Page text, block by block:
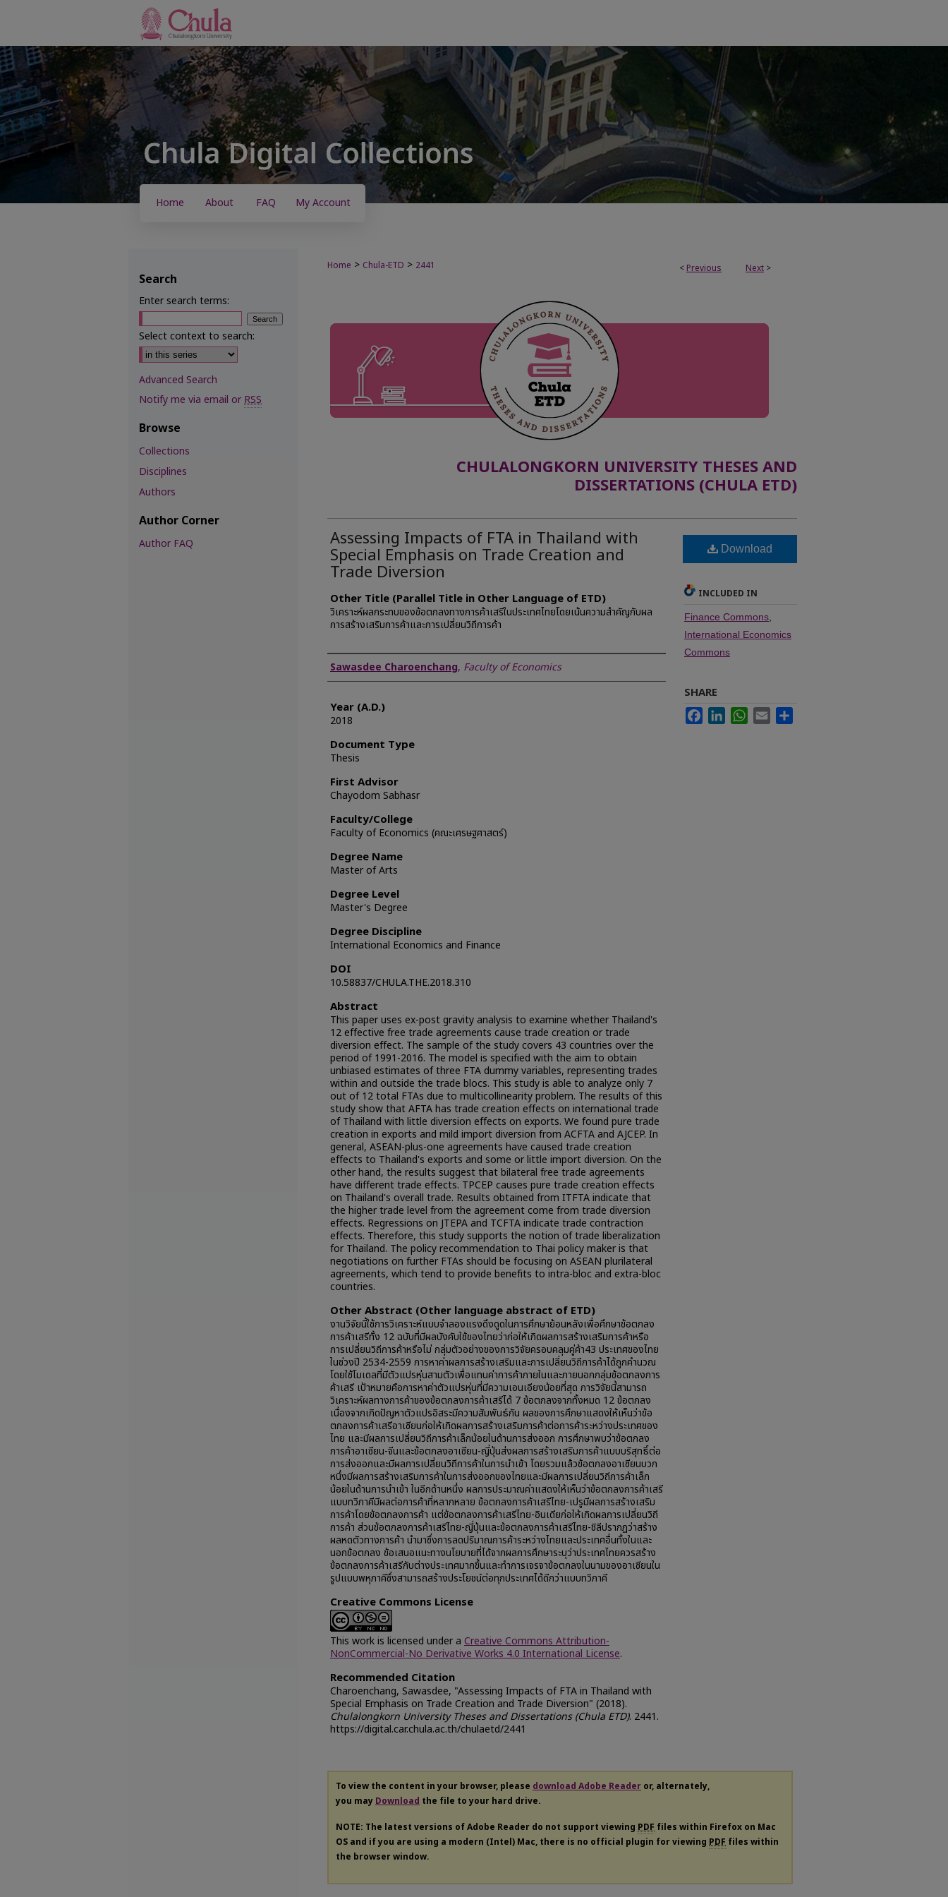
Home About FAQ My Account
< Previous Next >
Home > Chula-ETD > 2441
CHULALONGKORN UNIVERSITY THESES AND
DISSERTATIONS (CHULA ETD)
Assessing Impacts of FTA in Thailand with
Special Emphasis on Trade Creation and
Trade Diversion
Other Title (Parallel Title in Other Language of ETD)
วิเคราะห์ผลกระทบของข้อตกลงทางการค้าเสรีในประเทศไทยโดยเน้นความสำคัญกับผล
การสร้างเสริมการค้าและการเปลี่ยนวิถีการค้า
Author
Sawasdee Charoenchang, Faculty of Economics
Year (A.D.)
2018
Document Type
Thesis
First Advisor
Chayodom Sabhasr
Faculty/College
Faculty of Economics (คณะเศรษฐศาสตร์)
Degree Name
Master of Arts
Degree Level
Master's Degree
Degree Discipline
International Economics and Finance
DOI
10.58837/CHULA.THE.2018.310
Abstract
This paper uses ex-post gravity analysis to examine whether Thailand's
12 effective free trade agreements cause trade creation or trade
diversion effect. The sample of the study covers 43 countries over the
period of 1991-2016. The model is specified with the aim to obtain
unbiased estimates of three FTA dummy variables, representing trades
within and outside the trade blocs. This study is able to analyze only 7
out of 12 total FTAs due to multicollinearity problem. The results of this
study show that AFTA has trade creation effects on international trade
of Thailand with little diversion effects on exports. We found pure trade
creation in exports and mild import diversion from ACFTA and AJCEP. In
general, ASEAN-plus-one agreements have caused trade creation
effects to Thailand's exports and some or little import diversion. On the
other hand, the results suggest that bilateral free trade agreements
have different trade effects. TPCEP causes pure trade creation effects
on Thailand's overall trade. Results obtained from ITFTA indicate that
the higher trade level from the agreement come from trade diversion
effects. Regressions on JTEPA and TCFTA indicate trade contraction
effects. Therefore, this study supports the notion of trade liberalization
for Thailand. The policy recommendation to Thai policy maker is that
negotiations on further FTAs should be focusing on ASEAN plurilateral
agreements, which tend to provide benefits to intra-bloc and extra-bloc
countries.
Other Abstract (Other language abstract of ETD)
งานวิจัยนี้ใช้การวิเคราะห์แบบจําลองแรงดึงดูดในการศึกษาย้อนหลังเพื่อศึกษาข้อตกลง
การค้าเสรีทั้ง 12 ฉบับที่มีผลบังคับใช้ของไทยว่าก่อให้เกิดผลการสร้างเสริมการค้าหรือ
การเปลี่ยนวิถีการค้าหรือไม่ กลุ่มตัวอย่างของการวิจัยครอบคลุมคู่ค้า43 ประเทศของไทย
ในช่วงปี 2534-2559 การหาค่าผลการสร้างเสริมและการเปลี่ยนวิถีการค้าได้ถูกคำนวณ
โดยใช้โมเดลที่มีตัวแปรหุ่นสามตัวเพื่อแทนค่าการค้าภายในและภายนอกกลุ่มข้อตกลงการ
ค้าเสรี เป้าหมายคือการหาค่าตัวแปรหุ่นที่มีความเอนเอียงน้อยที่สุด การวิจัยนี้สามารถ
วิเคราะห์ผลทางการค้าของข้อตกลงการค้าเสรีได้ 7 ข้อตกลงจากทั้งหมด 12 ข้อตกลง
เนื่องจากเกิดปัญหาตัวแปรอิสระมีความสัมพันธ์กัน ผลของการศึกษาแสดงให้เห็นว่าข้อ
ตกลงการค้าเสรีอาเซียนก่อให้เกิดผลการสร้างเสริมการค้าต่อการค้าระหว่างประเทศของ
ไทย และมีผลการเปลี่ยนวิถีการค้าเล็กน้อยในด้านการส่งออก การศึกษาพบว่าข้อตกลง
การค้าอาเซียน-จีนและข้อตกลงอาเซียน-ญี่ปุ่นส่งผลการสร้างเสริมการค้าแบบบริสุทธิ์ต่อ
การส่งออกและมีผลการเปลี่ยนวิถีการค้าในการนำเข้า โดยรวมแล้วข้อตกลงอาเซียนบวก
หนึ่งมีผลการสร้างเสริมการค้าในการส่งออกของไทยและมีผลการเปลี่ยนวิถีการค้าเล็ก
น้อยในด้านการนำเข้า ในอีกด้านหนึ่ง ผลการประมาณค่าแสดงให้เห็นว่าข้อตกลงการค้าเสรี
แบบทวิภาคีมีผลต่อการค้าที่หลากหลาย ข้อตกลงการค้าเสรีไทย-เปรูมีผลการสร้างเสริม
การค้าโดยข้อตกลงการค้า แต่ข้อตกลงการค้าเสรีไทย-อินเดียก่อให้เกิดผลการเปลี่ยนวิถี
การค้า ส่วนข้อตกลงการค้าเสรีไทย-ญี่ปุ่นและข้อตกลงการค้าเสรีไทย-ชิลีปรากฏว่าสร้าง
ผลหดตัวทางการค้า นำมาซึ่งการลดปริมาณการค้าระหว่างไทยและประเทศอื่นทั้งในและ
นอกข้อตกลง ข้อเสนอแนะทางนโยบายที่ได้จากผลการศึกษาระบุว่าประเทศไทยควรสร้าง
ข้อตกลงการค้าเสรีกับต่างประเทศมากขึ้นและทำการเจรจาข้อตกลงในนามของอาเซียนใน
รูปแบบพหุภาคีซึ่งสามารถสร้างประโยชน์ต่อทุกประเทศได้ดีกว่าแบบทวิภาคี
Creative Commons License
This work is licensed under a Creative Commons Attribution-
NonCommercial-No Derivative Works 4.0 International License.
Recommended Citation
Charoenchang, Sawasdee, "Assessing Impacts of FTA in Thailand with
Special Emphasis on Trade Creation and Trade Diversion" (2018).
Chulalongkorn University Theses and Dissertations (Chula ETD). 2441.
https://digital.car.chula.ac.th/chulaetd/2441
Download
INCLUDED IN
Finance Commons
International Economics
Commons
SHARE
FacebookLinkedInWhatsApp
Email
To view the content in your browser, please download Adobe Reader or, alternately,
you may Download the file to your hard drive.
NOTE: The latest versions of Adobe Reader do not support viewing PDF files within Firefox on Mac
OS and if you are using a modern (Intel) Mac, there is no official plugin for viewing PDF files within
the browser window.
Search
Enter search terms:
Select context to search:
Advanced Search
Notify me via email orRSS
Browse
Collections
Disciplines
Authors
Author Corner
Author FAQ